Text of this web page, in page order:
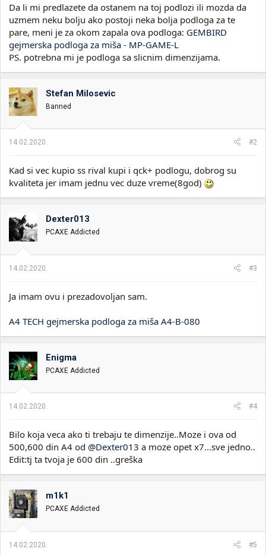
Da li mi predlazete da ostanem na toj podlozi ili mozda da
uzmem neku bolju ako postoji neka bolja podloga za te
pare, meni je za okom zapala ova podloga: GEMBIRD
gejmerska podloga za miša - MP-GAME-L
PS. potrebna mi je podloga sa slicnim dimenzijama.
Stefan Milosevic
Banned
14.02.2020. #2
Kad si vec kupio ss rival kupi i qck+ podlogu, dobrog su
kvaliteta jer imam jednu vec duze vreme(8god)
Dexter013
PCAXE Addicted
14.02.2020. #3
Ja imam ovu i prezadovoljan sam.
A4 TECH gejmerska podloga za miša A4-B-080
Enigma
PCAXE Addicted
14.02.2020. #4
Bilo koja veca ako ti trebaju te dimenzije..Moze i ova od
500,600 din A4 od @Dexter013 a moze opet x7...sve jedno..
Edit:tj ta tvoja je 600 din ..greška
m1k1
PCAXE Addicted
14.02.2020. #5